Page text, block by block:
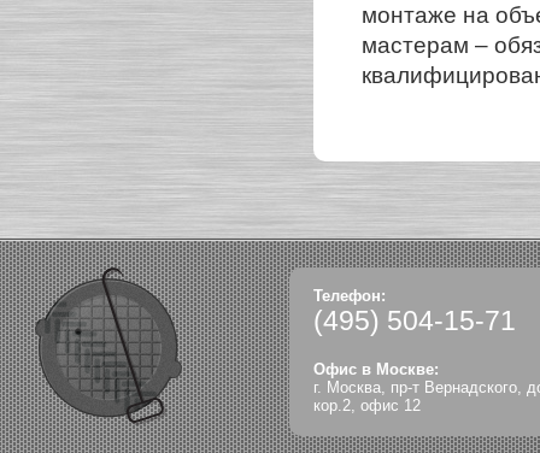
монтаже на
мастерам –
Телефон:
(495) 504-15-71
Офис в Москве:
г. Москва, пр-т Вернадского,
кор.2, офис 12